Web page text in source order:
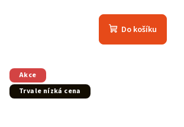
Do košíku
Akce
Trvale nízká cena